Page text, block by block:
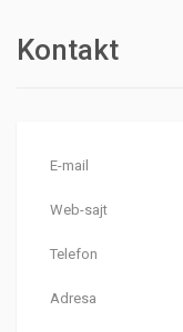
Kontakt
E-mail
Web-sajt
Telefon
Adresa